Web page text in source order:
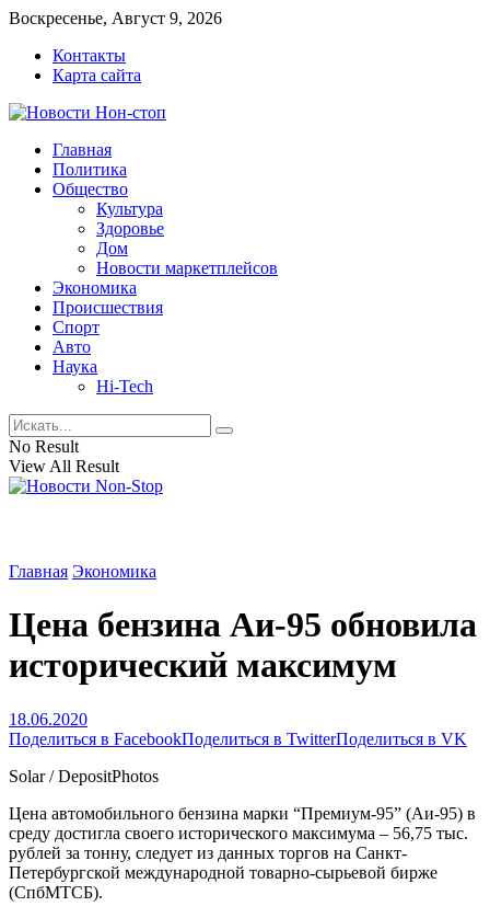
Воскресенье, Август 9, 2026
Контакты
Карта сайта
Главная
Политика
Общество
Культура
Здоровье
Дом
Новости маркетплейсов
Экономика
Происшествия
Спорт
Авто
Наука
Hi-Tech
No Result
View All Result
Главная Экономика
Цена бензина Аи-95 обновила
исторический максимум
18.06.2020
Поделиться в FacebookПоделиться в TwitterПоделиться в VK
Solar / DepositPhotos
Цена автомобильного бензина марки “Премиум-95” (Аи-95) в
среду достигла своего исторического максимума – 56,75 тыс.
рублей за тонну, следует из данных торгов на Санкт-
Петербургской международной товарно-сырьевой бирже
(СпбМТСБ).